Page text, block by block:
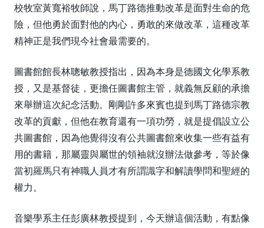
校牧室黃寬裕牧師說，馬丁路德推動改革是面對生命的危
險，但他勇於面對他的內心，勇敢的來做改革，這種改革
精神正是我們現今社會最需要的。
圖書館館長林聰敏教授指出，因為本身是德國文化學系教
授，又是基督徒，更擔任圖書館主管，就義無反顧的承擔
來舉辦這次紀念活動。剛剛許多來賓也提到馬丁路德宗教
改革的貢獻，但他在教育還有一項功勞，就是提倡設立公
共圖書館，因為他覺得沒有公共圖書館來收集一些有益有
用的書籍，那屬靈與屬世的領袖就沒辦法做參考，等於像
當初羅馬只有神職人員才有所謂識字和解讀學問和聖經的
權力。
音樂學系主任彭廣林教授提到，今天辦這個活動，有點像